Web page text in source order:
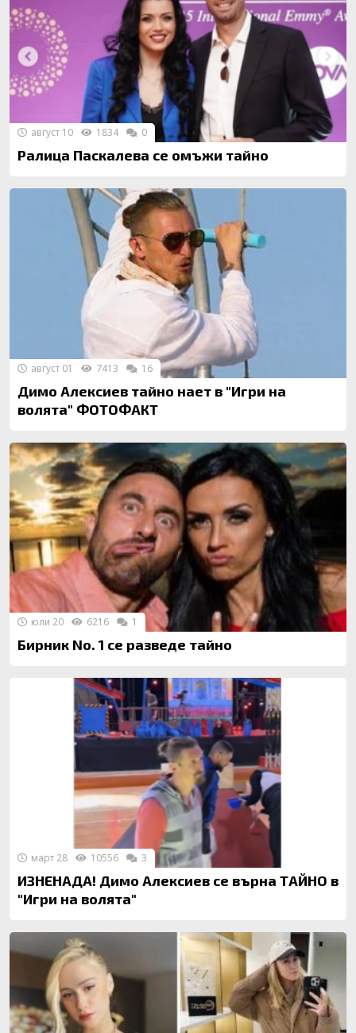
Ралица Паскалева се омъжи тайно
август 10 1834 0
Димо Алексиев тайно нает в "Игри на
волята" ФОТОФАКТ
август 01 7413 16
Бирник No. 1 се разведе тайно
юли 20 6216 1
ИЗНЕНАДА! Димо Алексиев се върна ТАЙНО в
"Игри на волята"
март 28 10556 3